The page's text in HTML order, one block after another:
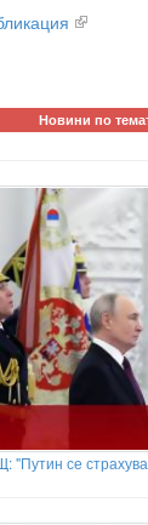
Новини по
се страхува